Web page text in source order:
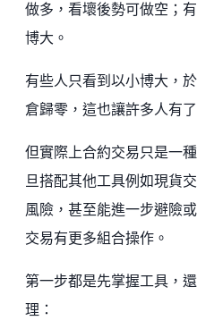
做多，看壞後勢可做空；
博大。
有些人只看到以小博大，
倉歸零，這也讓許多人有
但實際上合約交易只是一
旦搭配其他工具例如現貨
風險，甚至能進一步避險
交易有更多組合操作。
第一步都是先掌握工具，
理：